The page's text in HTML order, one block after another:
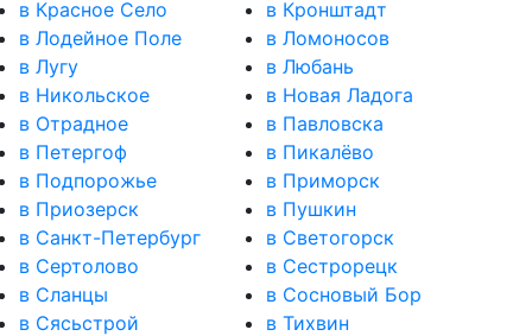
в Красное Село
в Кронштадт
в Лодейное Поле
в Ломоносов
в Лугу
в Любань
в Никольское
в Новая Ладога
в Отрадное
в Павловска
в Петергоф
в Пикалёво
в Подпорожье
в Приморск
в Приозерск
в Пушкин
в Санкт-Петербург
в Светогорск
в Сертолово
в Сестрорецк
в Сланцы
в Сосновый Бор
в Сясьстрой
в Тихвин